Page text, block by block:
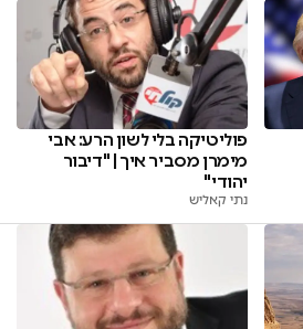
פוליטיקה בלי לשון הרע: אבי
מימרן מסביר איך | "דיבור
יהודי"
נתי קאליש